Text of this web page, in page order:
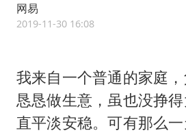
情侣平潭拍
网易
2019-11-30 16:08
我来自一个普通的家庭
恳恳做生意，虽也没挣
直平淡安稳。可有那么